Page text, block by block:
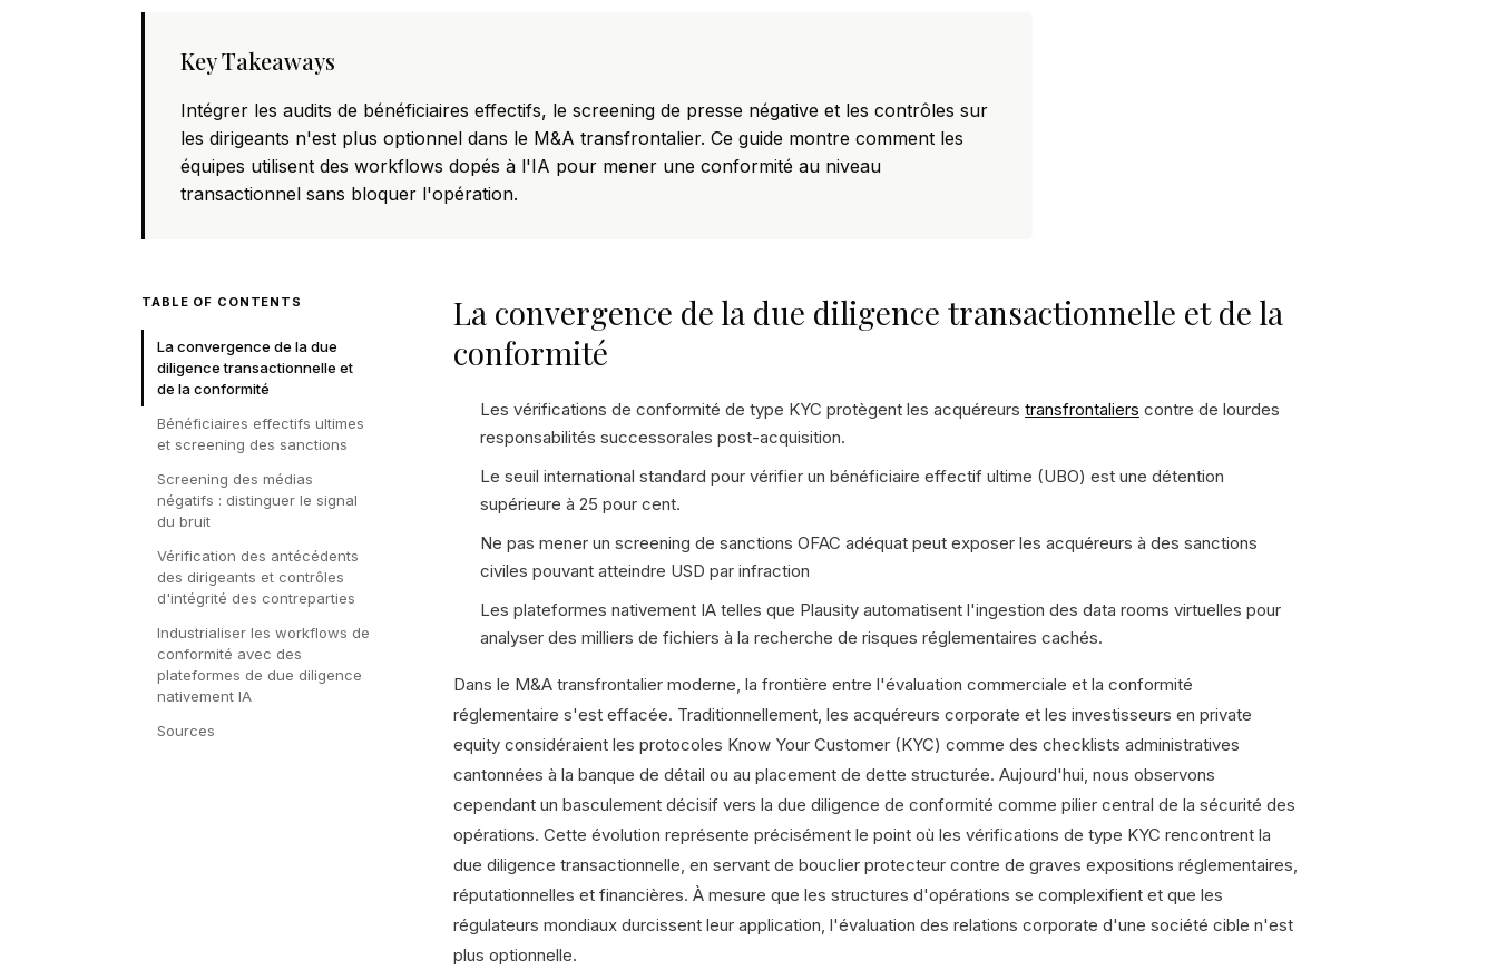
Key Takeaways
Intégrer les audits de bénéficiaires effectifs, le screening de presse négative et les contrôles sur
les dirigeants n'est plus optionnel dans le M&A transfrontalier. Ce guide montre comment les
équipes utilisent des workflows dopés à l'IA pour mener une conformité au niveau
transactionnel sans bloquer l'opération.
TABLE OF CONTENTS
La convergence de la due
diligence transactionnelle et
de la conformité
Bénéficiaires effectifs ultimes
et screening des sanctions
Screening des médias
négatifs : distinguer le signal
du bruit
Vérification des antécédents
des dirigeants et contrôles
d'intégrité des contreparties
Industrialiser les workflows de
conformité avec des
plateformes de due diligence
nativement IA
Sources
La convergence de la due diligence transactionnelle et de la
conformité
Les vérifications de conformité de type KYC protègent les acquéreurs transfrontaliers contre de lourdes
responsabilités successorales post-acquisition.
Le seuil international standard pour vérifier un bénéficiaire effectif ultime (UBO) est une détention
supérieure à 25 pour cent.
Ne pas mener un screening de sanctions OFAC adéquat peut exposer les acquéreurs à des sanctions
civiles pouvant atteindre USD par infraction
Les plateformes nativement IA telles que Plausity automatisent l'ingestion des data rooms virtuelles pour
analyser des milliers de fichiers à la recherche de risques réglementaires cachés.
Dans le M&A transfrontalier moderne, la frontière entre l'évaluation commerciale et la conformité
réglementaire s'est effacée. Traditionnellement, les acquéreurs corporate et les investisseurs en private
equity considéraient les protocoles Know Your Customer (KYC) comme des checklists administratives
cantonnées à la banque de détail ou au placement de dette structurée. Aujourd'hui, nous observons
cependant un basculement décisif vers la due diligence de conformité comme pilier central de la sécurité des
opérations. Cette évolution représente précisément le point où les vérifications de type KYC rencontrent la
due diligence transactionnelle, en servant de bouclier protecteur contre de graves expositions réglementaires,
réputationnelles et financières. À mesure que les structures d'opérations se complexifient et que les
régulateurs mondiaux durcissent leur application, l'évaluation des relations corporate d'une société cible n'est
plus optionnelle.